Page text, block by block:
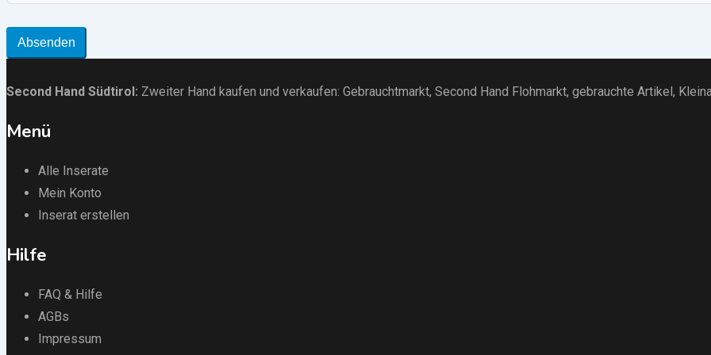
Absenden
Second Hand Südtirol : Zweiter Hand kaufen und verkaufen: Gebrauchtmarkt, Second Hand Flohmarkt, gebrauchte Artikel ,
Menü
Alle Inserate
Mein Konto
Inserat erstellen
Hilfe
FAQ & Hilfe
AGBs
Impressum